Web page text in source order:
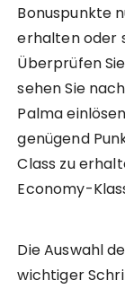
Bonuspunkte
erhalten oder
Überprüfen
sehen Sie
Palma
genügend
Class zu
Economy-
Die Auswahl
wichtiger